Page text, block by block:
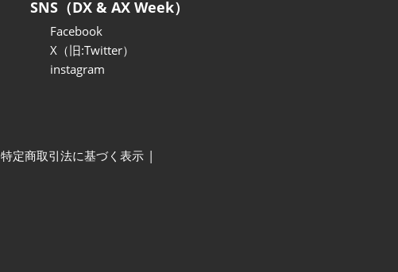
SNS（DX & AX Week）
Facebook
X（旧:Twitter）
instagram
特定商取引法に基づく表示